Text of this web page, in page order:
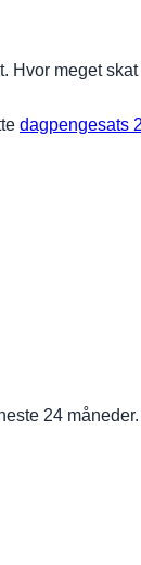
meget
dagpengesats
24